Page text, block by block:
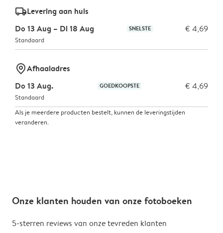
delivery_standard_v2Levering aan huis
Do 13 Aug – Di 18 Aug
SNELSTE € 4,69
Standaard
marker-pinAfhaaladres
Do 13 Aug.
GOEDKOOPSTE € 4,69
Standaard
Als je meerdere producten bestelt, kunnen de leveringstijden
veranderen.
Onze klanten houden van onze fotoboeken
5-sterren reviews van onze tevreden klanten